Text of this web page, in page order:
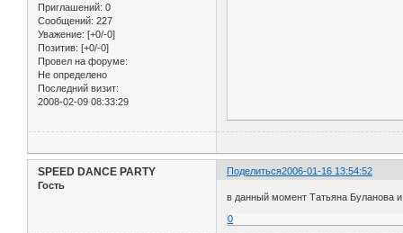
Приглашений: 0
Сообщений: 227
Уважение: [+0/-0]
Позитив: [+0/-0]
Провел на форуме:
Не определено
Последний визит:
2008-02-09 08:33:29
Поделиться2006-01-16 13:54:52
SPEED DANCE PARTY
Гость
в данный момент Татьяна
0